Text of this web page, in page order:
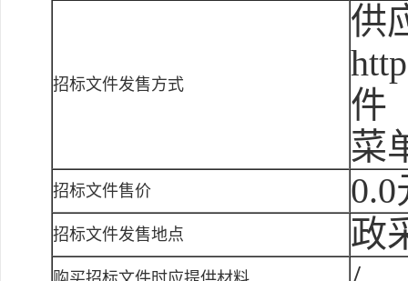
招标文件发售方式
供
件
菜
招标文件售价 0.0
招标文件发售地点 政